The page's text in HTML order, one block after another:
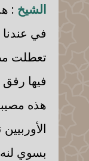
الشيخ :
في عندنا
تعطلت
فيها
هذه
بسوي